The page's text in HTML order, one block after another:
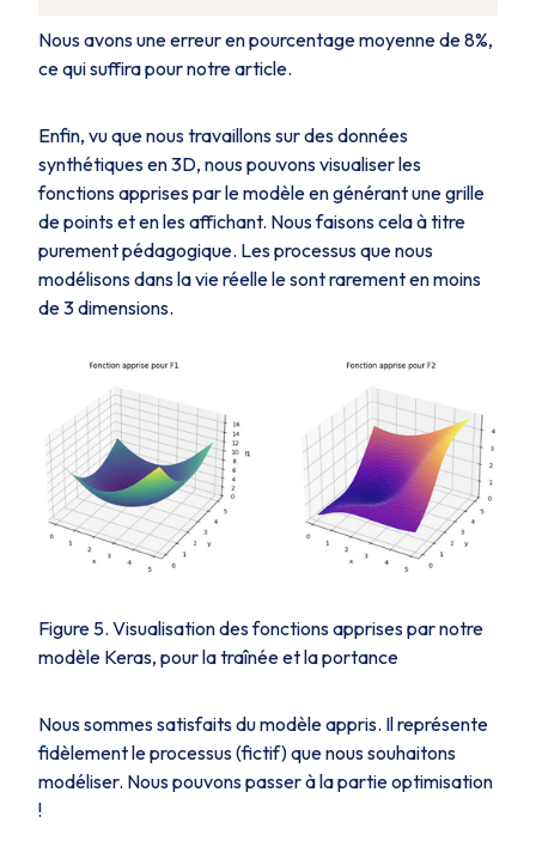
Nous avons une erreur en pourcentage moyenne de 8%,
ce qui suffira pour notre article.
Enfin, vu que nous travaillons sur des données
synthétiques en 3D, nous pouvons visualiser les
fonctions apprises par le modèle en générant une grille
de points et en les affichant. Nous faisons cela à titre
purement pédagogique. Les processus que nous
modélisons dans la vie réelle le sont rarement en moins
de 3 dimensions.
Figure 5. Visualisation des fonctions apprises par notre
modèle Keras, pour la traînée et la portance
Nous sommes satisfaits du modèle appris. Il représente
fidèlement le processus (fictif) que nous souhaitons
modéliser. Nous pouvons passer à la partie optimisation
!